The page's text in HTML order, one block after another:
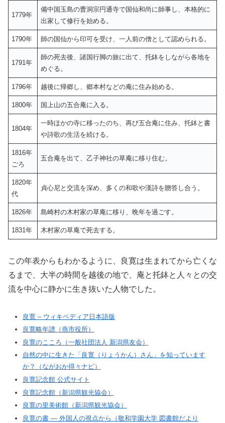
1779年
備中国玉島の曹洞宗円通寺で国仙和尚に師事し、本格的に
出家して修行を始める。
1790年 師の国仙から印可を受け、一人前の僧として認められる。
1791年
師の死去後、諸国行脚の旅に出て、托鉢をしながら各地を
めぐる。
1796年 越後に帰郷し、郷本村などの庵に住み始める。
1800年 国上山の五合庵に入る。
1804年
一時ほかの寺に移ったのち、再び五合庵に住み、托鉢と書
や詩歌の生活を続ける。
1816年
ごろ
五合庵を出て、乙子神社の草庵に移り住む。
1820年
代
貞心尼と交流を深め、多くの和歌や漢詩を贈答し合う。
1826年 島崎村の木村家の草庵に移り、晩年を過ごす。
1831年 木村家の草庵で死去する。
この年表からもわかるように、良寛は生まれてから亡くな
るまで、大半の時間を越後の地で、庵と托鉢と人々との交
流を中心に静かに生き抜いた人物でした。
良寛 – ウィキペディア日本語版
良寛略年譜（燕市役所）
良寛のこころ（一般社団法人 新潟県友会）
自然の中に生きた「良寛（りょうかん）さん」を知っています
か？（ながおか得々ナビ）
良寛記念館 公式サイト
良寛記念館（新潟県観光協会）
良寛の里美術館（新潟県観光協会）
良寛の書 ― 外国人の視点から（敬和学園大学 図書館だより